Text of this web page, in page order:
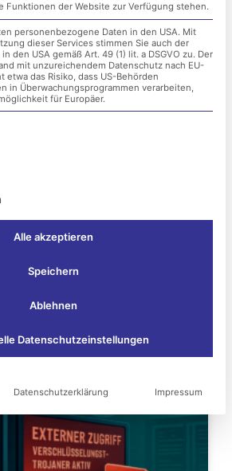
interessieren:
SeiteSeiteSeiteSeite Seite
Funktionen der Website zur Verfügung stehen.
personenbezogene Daten in den USA. Mit
dieser Services stimmen Sie auch der
den USA gemäß Art. 49 (1) lit. a DSGVO zu. Der
mit unzureichendem Datenschutz nach EU-
etwa das Risiko, dass US-Behörden
in Überwachungsprogrammen verarbeiten,
für Europäer.
der Service-Gruppen, für die
Alle akzeptieren
Speichern
Ablehnen
Datenschutzeinstellungen
Datenschutzerklärung Impressum